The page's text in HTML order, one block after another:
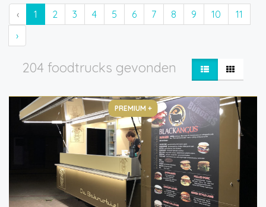
‹ 1 2 3 4 5 6 7 8 9 10
11
›
204 foodtrucks gevonden
PREMIUM +